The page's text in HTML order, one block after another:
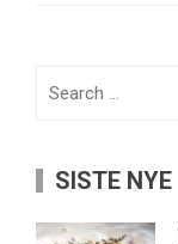
SISTE NYE